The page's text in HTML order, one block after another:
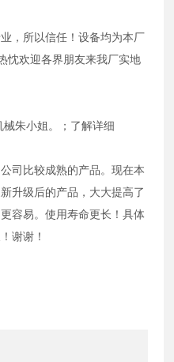
所以信任！设备均为本厂
忱欢迎各界朋友来我厂实地
朱小姐。；了解详细
比较成熟的产品。现在本
升级后的产品，大大提高了
容易。使用寿命更长！具体
谢谢！